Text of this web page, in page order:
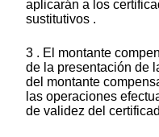
aplicarán a los
sustitutivos .
3 . El montante
de la presentación de
del montante
las operaciones
de validez del